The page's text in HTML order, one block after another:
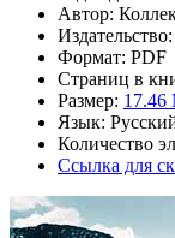
Автор:
Формат: PDF
Страниц в
Размер:
Язык:
Количество
Ссылка для